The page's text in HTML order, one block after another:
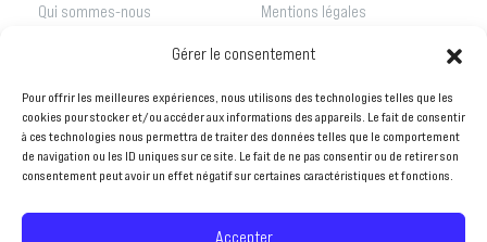
Gérer le consentement
Pour offrir les meilleures expériences, nous utilisons des technologies telles que les
cookies pour stocker et/ou accéder aux informations des appareils. Le fait de consentir
à ces technologies nous permettra de traiter des données telles que le comportement
de navigation ou les ID uniques sur ce site. Le fait de ne pas consentir ou de retirer son
consentement peut avoir un effet négatif sur certaines caractéristiques et fonctions.
Accepter
Qui sommes-nous
Nos actualités
Nos publications
Agir avec nous
Mentions légales
Kit de presse